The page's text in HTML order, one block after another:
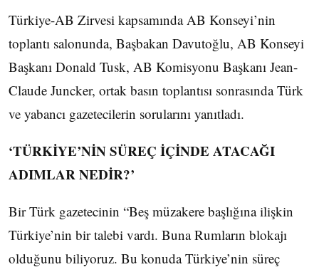
Türkiye-AB Zirvesi kapsamında AB Konseyi’nin
toplantı salonunda, Başbakan Davutoğlu, AB Konseyi
Başkanı Donald Tusk, AB Komisyonu Başkanı Jean-
Claude Juncker, ortak basın toplantısı sonrasında Türk
ve yabancı gazetecilerin sorularını yanıtladı.
‘TÜRKİYE’NİN SÜREÇ İÇİNDE ATACAĞI
ADIMLAR NEDİR?’
Bir Türk gazetecinin “Beş müzakere başlığına ilişkin
Türkiye’nin bir talebi vardı. Buna Rumların blokajı
olduğunu biliyoruz. Bu konuda Türkiye’nin süreç